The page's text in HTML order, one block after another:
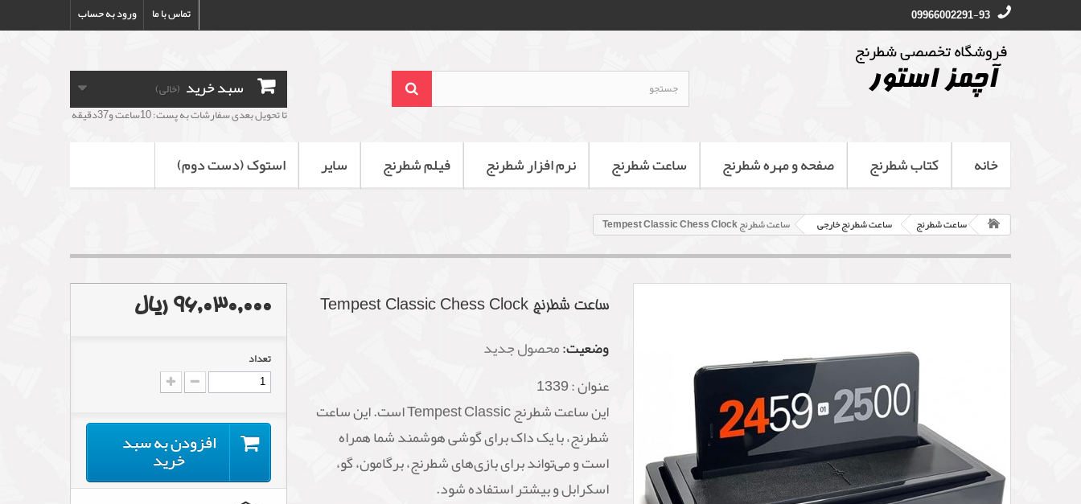
ورود به حساب تماس با ما 09966002291-93
سبد خرید (خالی)
تا تحویل بعدی سفارشات به پست: 10ساعت و37دقیقه
خانه کتاب شطرنج صفحه و مهره شطرنج ساعت شطرنج نرم افزار شطرنج فیلم شطرنج سایر استوک (دست دوم)
ساعت شطرنج ساعت شطرنج خارجی ساعت شطرنج Tempest Classic Chess Clock
ساعت شطرنج Tempest Classic Chess Clock
وضعیت:محصول جدید
عنوان :1339
این ساعت شطرنج Tempest Classic است. این ساعت
شطرنج، با یک داک برای گوشی هوشمند شما همراه
است و می‌تواند برای بازی‌های شطرنج، برگامون، گو،
اسکرابل و بیشتر استفاده شود.
96,030,000 ریال
تعداد
افزودن به سبد
خرید